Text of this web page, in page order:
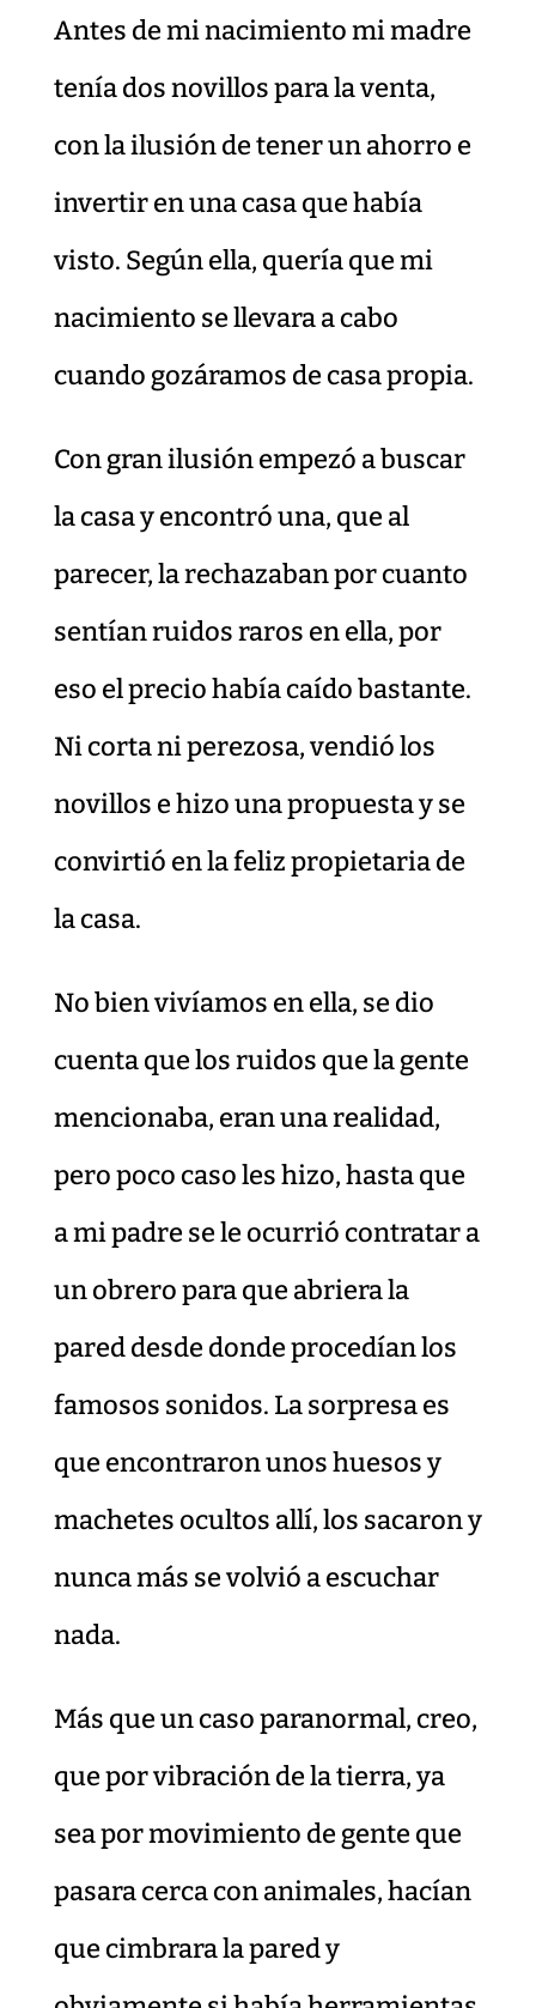
Antes de mi nacimiento mi madre
tenía dos novillos para la venta,
con la ilusión de tener un ahorro e
invertir en una casa que había
visto. Según ella, quería que mi
nacimiento se llevara a cabo
cuando gozáramos de casa propia.
Con gran ilusión empezó a buscar
la casa y encontró una, que al
parecer, la rechazaban por cuanto
sentían ruidos raros en ella, por
eso el precio había caído bastante.
Ni corta ni perezosa, vendió los
novillos e hizo una propuesta y se
convirtió en la feliz propietaria de
la casa.
No bien vivíamos en ella, se dio
cuenta que los ruidos que la gente
mencionaba, eran una realidad,
pero poco caso les hizo, hasta que
a mi padre se le ocurrió contratar a
un obrero para que abriera la
pared desde donde procedían los
famosos sonidos. La sorpresa es
que encontraron unos huesos y
machetes ocultos allí, los sacaron y
nunca más se volvió a escuchar
nada.
Más que un caso paranormal, creo,
que por vibración de la tierra, ya
sea por movimiento de gente que
pasara cerca con animales, hacían
que cimbrara la pared y